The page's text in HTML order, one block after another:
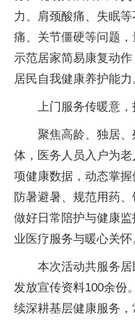
力、肩颈酸痛、失眠
痛、关节僵硬等问题
示范居家简易康复动
居民自我健康养护能力
上门服务传暖意
聚焦高龄、独居
体，医务人员入户为
项健康数据，动态掌
防暑避暑、规范用药
做好日常陪护与健康
业医疗服务与暖心关怀
本次活动共服务居
发放宣传资料100余份
续深耕基层健康服务